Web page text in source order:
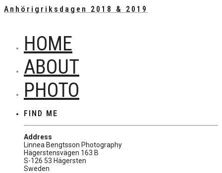
Anhörigriksdagen 2018 & 2019
HOME
ABOUT
PHOTO
FIND ME
Address
Linnea Bengtsson Photography
Hägerstensvägen 163 B
S-126 53 Hägersten
Sweden